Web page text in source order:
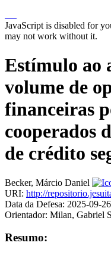
JavaScript is disabled for
may not work without it.
Estímulo ao
volume de
financeiras
cooperados
de crédito
Becker, Márcio Daniel
URI: http://
Data da Defesa: 2025-09-26
Orientador: Milan, Gabriel
Resumo: